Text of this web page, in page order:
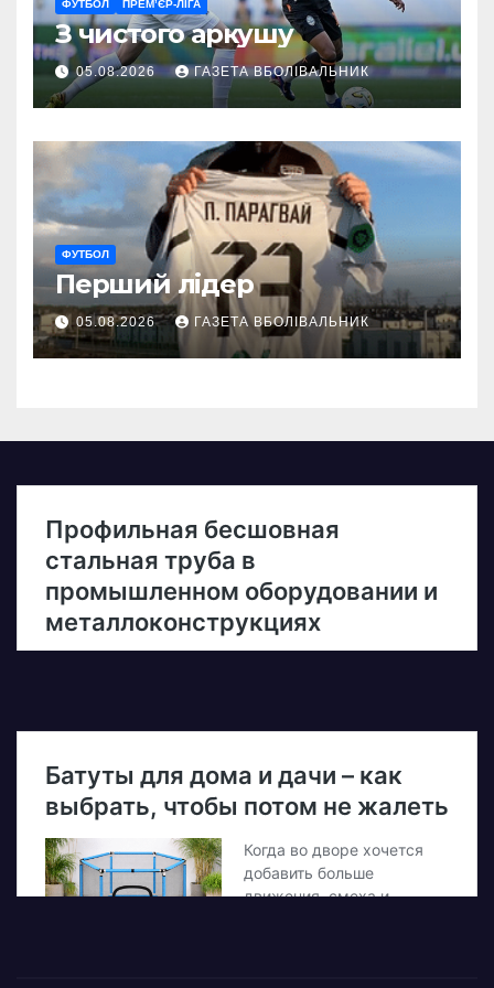
ФУТБОЛ ПРЕМ’ЄР-ЛІГА
З чистого аркушу
05.08.2026 ГАЗЕТА ВБОЛІВАЛЬНИК
ФУТБОЛ
Перший лідер
05.08.2026 ГАЗЕТА ВБОЛІВАЛЬНИК